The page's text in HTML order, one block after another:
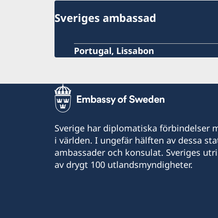
Terrorism
Naturförhållanden och katastrofer
Hälso- och sjukvård
Lokala lagar och sedvänjor
Övrig information
Sveriges ambassad
Portugal, Lissabon
Sverige har diplomatiska förbindelser
i världen. I ungefär hälften av dessa
ambassader och konsulat. Sveriges
av drygt 100 utlandsmyndigheter.